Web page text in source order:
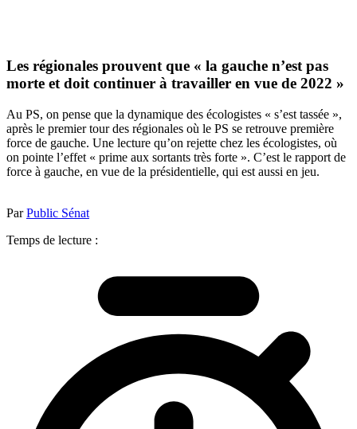
Les régionales prouvent que « la gauche n’est pas
morte et doit continuer à travailler en vue de 2022 »
Au PS, on pense que la dynamique des écologistes « s’est tassée »,
après le premier tour des régionales où le PS se retrouve première
force de gauche. Une lecture qu’on rejette chez les écologistes, où
on pointe l’effet « prime aux sortants très forte ». C’est le rapport de
force à gauche, en vue de la présidentielle, qui est aussi en jeu.
ParPublic Sénat
Temps de lecture :